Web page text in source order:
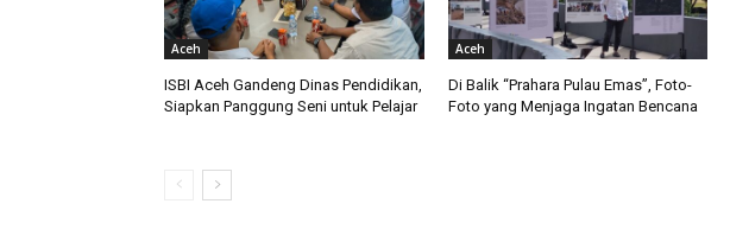
Aceh
ISBI Aceh Gandeng Dinas Pendidikan,
Siapkan Panggung Seni untuk Pelajar
Aceh
Di Balik “Prahara Pulau Emas”, Foto-
Foto yang Menjaga Ingatan Bencana